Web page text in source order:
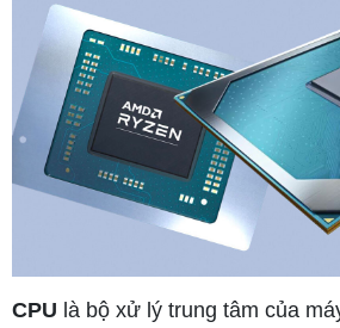
CPU là bộ xử lý trung tâm của